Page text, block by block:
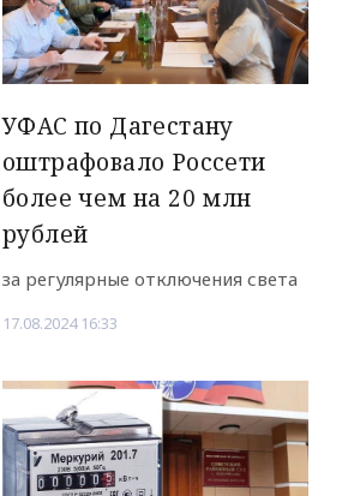
УФАС по Дагестану
оштрафовало Россети
более чем на 20 млн
рублей
за регулярные отключения света
17.08.2024 16:33